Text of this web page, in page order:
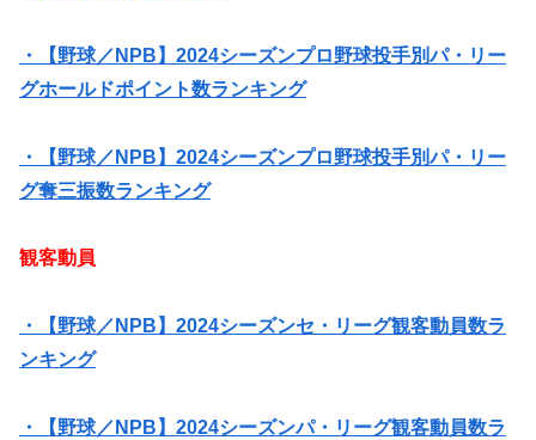
・【野球／NPB】2024シーズンプロ野球投手別パ・リー
グホールドポイント数ランキング
・【野球／NPB】2024シーズンプロ野球投手別パ・リー
グ奪三振数ランキング
観客動員
・【野球／NPB】2024シーズンセ・リーグ観客動員数ラ
ンキング
・【野球／NPB】2024シーズンパ・リーグ観客動員数ラ